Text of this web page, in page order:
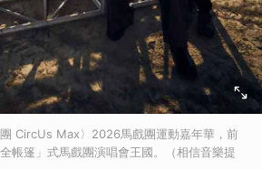
CircUs Max〉2026馬戲團運動嘉年華，前
帳篷」式馬戲團演唱會王國。（相信音樂提